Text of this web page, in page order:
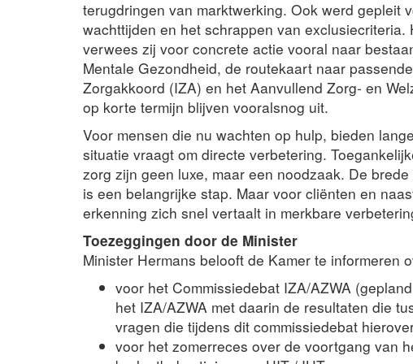
terugdringen van marktwerking. Ook werd gepleit
wachttijden en het schrappen van
verwees zij voor concrete actie vooral naar
Mentale Gezondheid, de routekaart naar
Zorgakkoord (IZA) en het Aanvullend Zorg- en
op korte termijn blijven vooralsnog uit.
Voor mensen die nu wachten op hulp, bieden
situatie vraagt om directe verbetering.
zorg zijn geen luxe, maar een noodzaak. De
is een belangrijke stap. Maar voor cliënten en
erkenning zich snel vertaalt in merkbare
Toezeggingen door de Minister
Minister Hermans belooft de Kamer te informeren
voor het Commissiedebat IZA/AZWA
het IZA/AZWA met daarin de resultaten die
vragen die tijdens dit commissiedebat
voor het zomerreces over de voortgang van